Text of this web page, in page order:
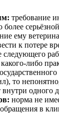
требование
ему
к потере
либо
то
одного
норма не
в